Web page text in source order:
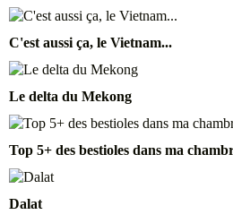
C'est aussi ça, le Vietnam...
Le delta du Mekong
Top 5+ des bestioles dans ma
Dalat